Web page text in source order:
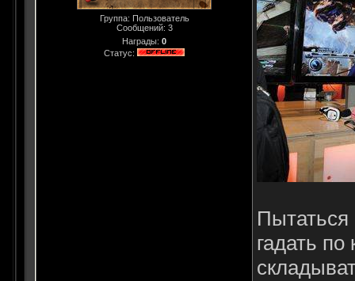
Группа: Пользователь
Сообщений: 3
Награды: 0
Статус:
Пытаться
гадать